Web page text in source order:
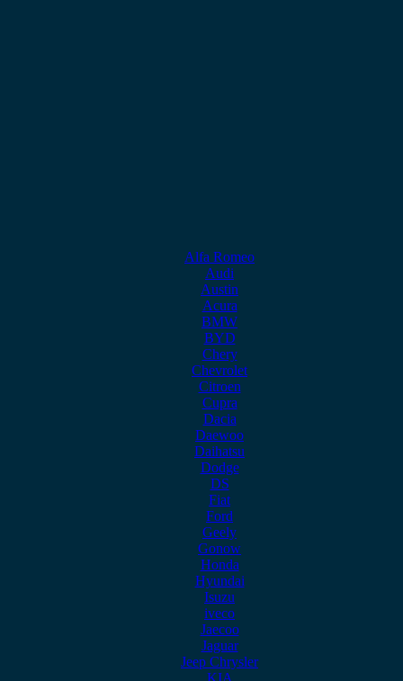
Alfa Romeo
Audi
Austin
Acura
BMW
BYD
Chery
Chevrolet
Citroen
Cupra
Dacia
Daewoo
Daihatsu
Dodge
DS
Fiat
Ford
Geely
Gonow
Honda
Hyundai
Isuzu
iveco
Jaecoo
Jaguar
Jeep Chrysler
KIA